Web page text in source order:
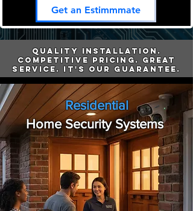
Get an Estimmmate
Quality Installation.
Competitive Pricing. Great
Service. It's Our Guarantee.
Residential
Home Security Systems